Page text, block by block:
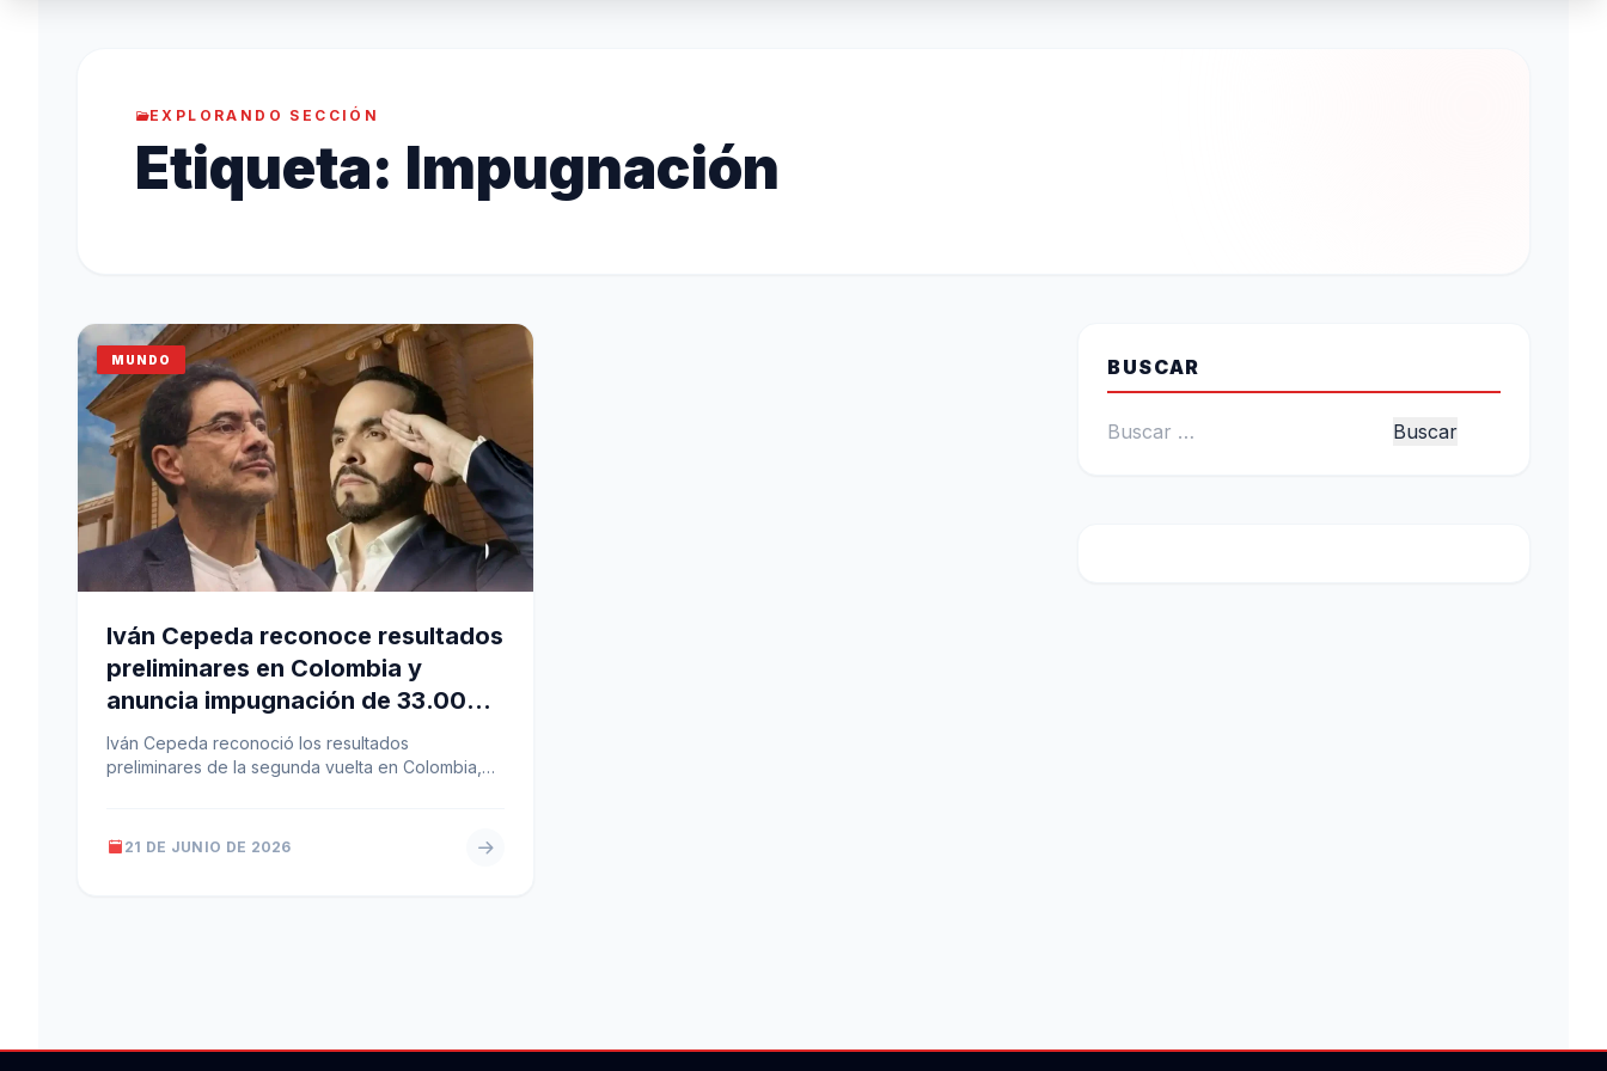
EXPLORANDO SECCIÓN
Etiqueta: Impugnación
MUNDO
Iván Cepeda reconoce resultados
preliminares en Colombia y
anuncia impugnación de 33.000
mesas
Iván Cepeda reconoció los resultados
preliminares de la segunda vuelta en Colombia,
21 DE JUNIO DE 2026
BUSCAR
Buscar: